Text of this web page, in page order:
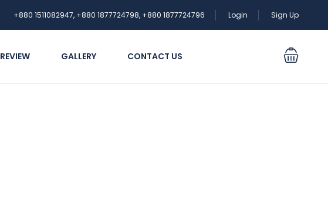
+880 1511082947, +880 1877724798, +880 1877724796 Login Sign Up
REVIEW GALLERY CONTACT US